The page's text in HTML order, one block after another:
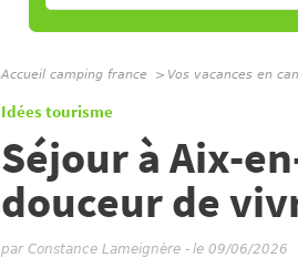
Accueil camping france Vos vacances en
Idées tourisme
Séjour à Aix-
douceur de
par Constance Lameignère - le 09/06/2026